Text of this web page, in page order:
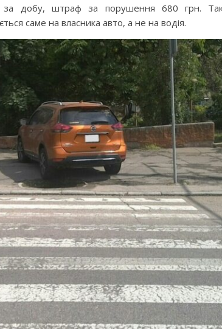
за добу, штраф за порушення 680 грн.
саме на власника авто, а не на водія.